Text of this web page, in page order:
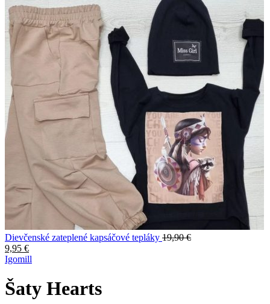
Dievčenské zateplené kapsáčové tepláky 19,90€
9,95 €
Igomill
Šaty Hearts